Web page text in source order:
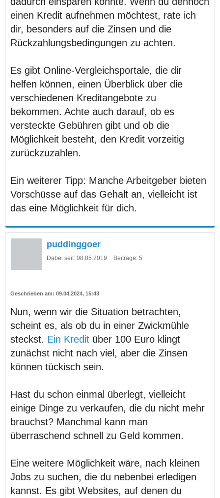
einen Kredit aufnehmen möchtest, rate ich
dir, besonders auf die Zinsen und die
Rückzahlungsbedingungen zu achten.
Es gibt Online-Vergleichsportale, die dir
helfen können, einen Überblick über die
verschiedenen Kreditangebote zu
bekommen. Achte auch darauf, ob es
versteckte Gebühren gibt und ob die
Möglichkeit besteht, den Kredit vorzeitig
zurückzuzahlen.
Ein weiterer Tipp: Manche Arbeitgeber bieten
Vorschüsse auf das Gehalt an, vielleicht ist
das eine Möglichkeit für dich.
puddinggoer
Dabei seit: 08.05.2019 Beiträge: 5
09.04.2024, 15:43
Nun, wenn wir die Situation betrachten,
scheint es, als ob du in einer Zwickmühle
steckst. Ein Kredit über 100 Euro klingt
zunächst nicht nach viel, aber die Zinsen
können tückisch sein.
Hast du schon einmal überlegt, vielleicht
einige Dinge zu verkaufen, die du nicht mehr
brauchst? Manchmal kann man
überraschend schnell zu Geld kommen.
Eine weitere Möglichkeit wäre, nach kleinen
Jobs zu suchen, die du nebenbei erledigen
kannst. Es gibt Websites, auf denen du